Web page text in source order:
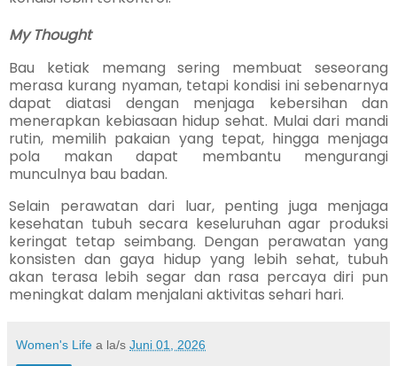
My Thought
Bau ketiak memang sering membuat seseorang
merasa kurang nyaman, tetapi kondisi ini sebenarnya
dapat diatasi dengan menjaga kebersihan dan
menerapkan kebiasaan hidup sehat. Mulai dari mandi
rutin, memilih pakaian yang tepat, hingga menjaga
pola makan dapat membantu mengurangi
munculnya bau badan.
Selain perawatan dari luar, penting juga menjaga
kesehatan tubuh secara keseluruhan agar produksi
keringat tetap seimbang. Dengan perawatan yang
konsisten dan gaya hidup yang lebih sehat, tubuh
akan terasa lebih segar dan rasa percaya diri pun
meningkat dalam menjalani aktivitas sehari hari.
Women's Life a la/s Juni 01, 2026